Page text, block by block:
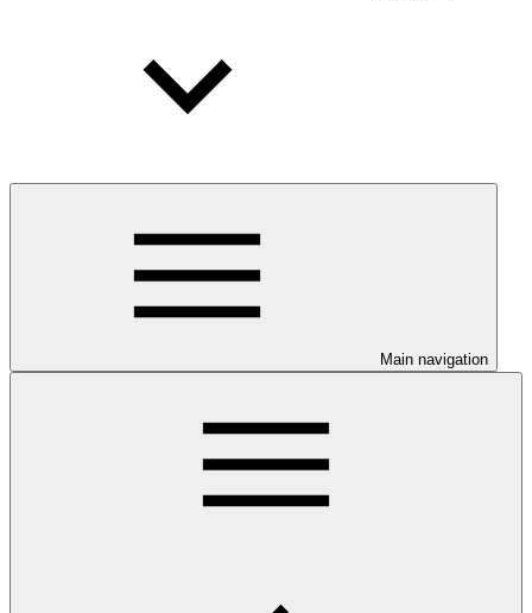
Main navigation